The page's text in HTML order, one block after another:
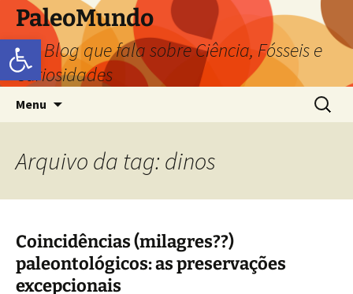
Abrir a barra de ferramentas
PaleoMundo
um Blog que fala sobre Ciência, Fósseis e
Curiosidades
Menu
Arquivo da tag: dinos
Coincidências (milagres??)
paleontológicos: as preservações
excepcionais